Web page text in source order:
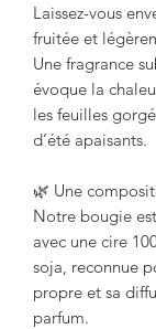
Laissez-vous
fruitée et
Une fragrance
évoque la
les feuilles
d’été apaisants.
🌿 Une
Notre bougie
avec une cire
soja, reconnue
propre et sa
parfum.